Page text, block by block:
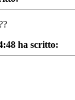
ha scritto: